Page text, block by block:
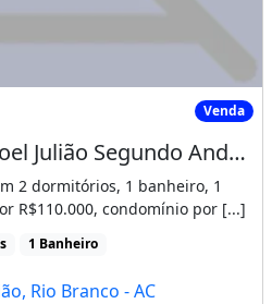
Julião Segundo Andar
Venda
Vendo Apt. No Manoel Julião Segundo Andar Poço Profundo Não Falta Água.garsgem
2 dormitórios, 1 banheiro, 1
R$110.000, condomínio por [...]
1 Banheiro
Rio Branco - AC